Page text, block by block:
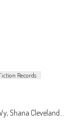
Records
Shana Cleveland…